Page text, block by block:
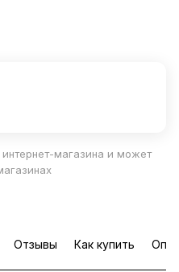
магазина и может
Отзывы Как купить